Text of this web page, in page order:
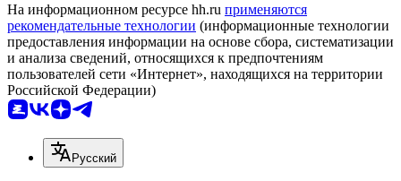
На информационном ресурсе hh.ru применяются
рекомендательные технологии (информационные технологии
предоставления информации на основе сбора, систематизации
и анализа сведений, относящихся к предпочтениям
пользователей сети «Интернет», находящихся на территории
Российской Федерации)
Русский